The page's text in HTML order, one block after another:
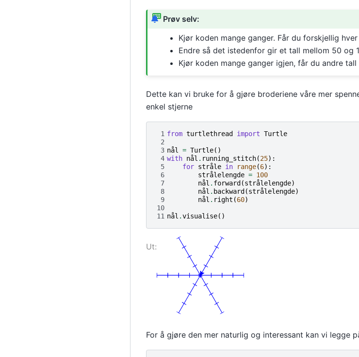
Prøv selv:
Kjør koden mange ganger. Får du forskjellig
Endre så det istedenfor gir et tall mellom 50 og
Kjør koden mange ganger igjen, får du andre tall
Dette kan vi bruke for å gjøre broderiene våre mer
enkel stjerne
1 from turtlethread import Turtle
2
3 nål = Turtle()
4 with nål . running_stitch(25):
5
for stråle in range(6):
6
strålelengde = 100
7
nål . forward (strålelengde)
8
nål . backward (strålelengde)
9
nål . right (60)
10
11 nål .visualise()
For å gjøre den mer naturlig og interessant kan vi legge